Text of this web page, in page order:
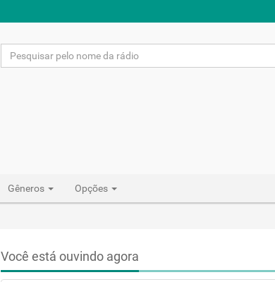
Gêneros Opções
Você está ouvindo agora